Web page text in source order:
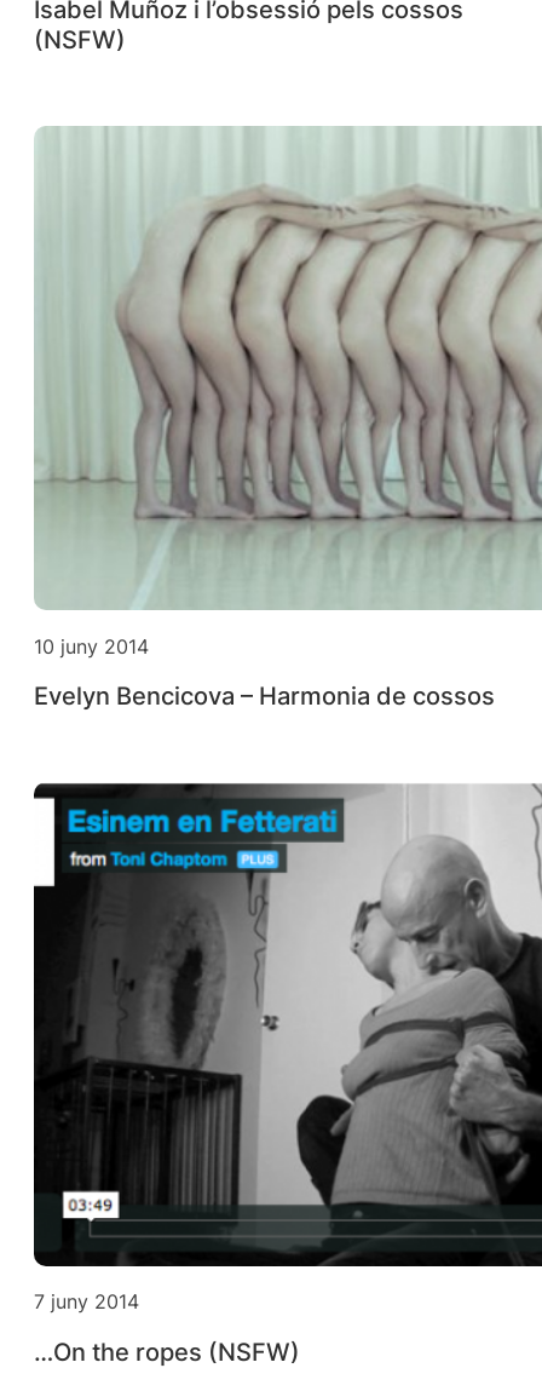
Isabel Muñoz i l’obsessió pels cossos
(NSFW)
10 juny 2014
Evelyn Bencicova – Harmonia de cossos
7 juny 2014
…On the ropes (NSFW)